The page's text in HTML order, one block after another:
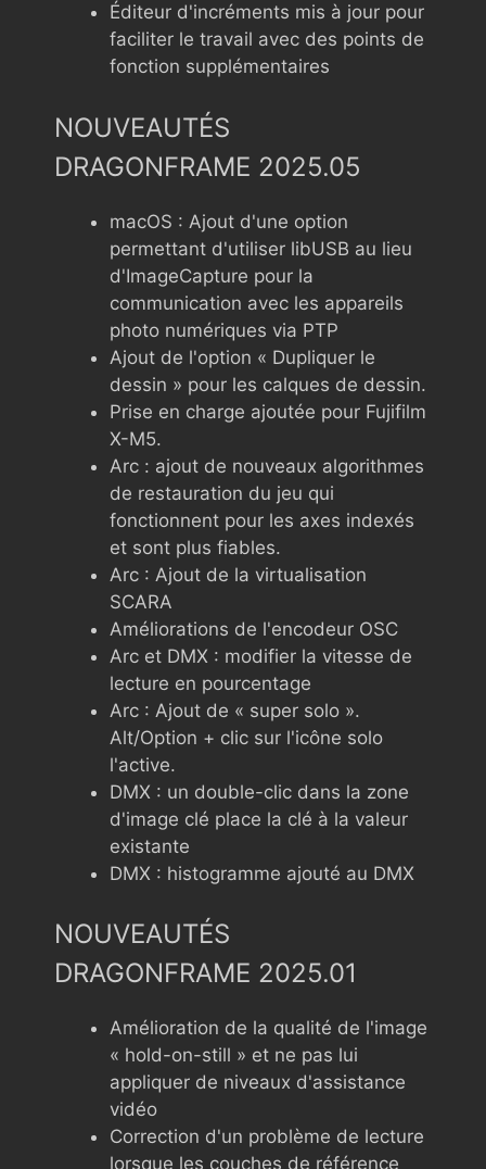
Éditeur d'incréments mis à jour pour
faciliter le travail avec des points de
fonction supplémentaires
NOUVEAUTÉS
DRAGONFRAME 2025.05
macOS : Ajout d'une option
permettant d'utiliser libUSB au lieu
d'ImageCapture pour la
communication avec les appareils
photo numériques via PTP
Ajout de l'option « Dupliquer le
dessin » pour les calques de dessin.
Prise en charge ajoutée pour Fujifilm
X-M5.
Arc : ajout de nouveaux algorithmes
de restauration du jeu qui
fonctionnent pour les axes indexés
et sont plus fiables.
Arc : Ajout de la virtualisation
SCARA
Améliorations de l'encodeur OSC
Arc et DMX : modifier la vitesse de
lecture en pourcentage
Arc : Ajout de « super solo ».
Alt/Option + clic sur l'icône solo
l'active.
DMX : un double-clic dans la zone
d'image clé place la clé à la valeur
existante
DMX : histogramme ajouté au DMX
NOUVEAUTÉS
DRAGONFRAME 2025.01
Amélioration de la qualité de l'image
« hold-on-still » et ne pas lui
appliquer de niveaux d'assistance
vidéo
Correction d'un problème de lecture
lorsque les couches de référence